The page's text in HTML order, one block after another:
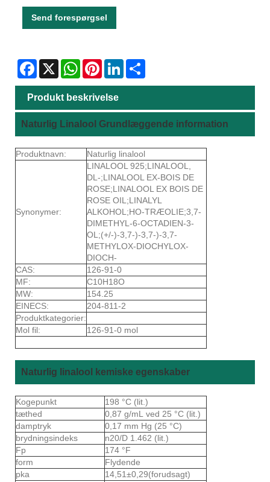
Send forespørgsel
Facebook
X WhatsAppPinterestLinkedIn
Produkt beskrivelse
Naturlig Linalool Grundlæggende information
Produktnavn: Naturlig linalool
Synonymer:
LINALOOL 925;LINALOOL,
DL-;LINALOOL EX-BOIS DE
ROSE;LINALOOL EX BOIS DE
ROSE OIL;LINALYL
ALKOHOL;HO-TRÆOLIE;3,7-
DIMETHYL-6-OCTADIEN-3-
OL;(+/-)-3,7-)-3,7-)-3,7-
METHYLOX-DIOCHYLOX-
DIOCH-
CAS:
126-91-0
MF:
C10H18O
MW:
154.25
EINECS:
204-811-2
Produktkategorier:
Mol fil:
126-91-0 mol
Naturlig linalool kemiske egenskaber
Kogepunkt
198 °C (lit.)
tæthed
0,87 g/mL ved 25 °C (lit.)
damptryk
0,17 mm Hg (25 °C)
brydningsindeks
n20/D 1.462 (lit.)
Fp
174 °F
form
Flydende
pka
14,51±0,29(forudsagt)